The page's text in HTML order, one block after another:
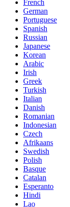
French
German
Portuguese
Spanish
Russian
Japanese
Korean
Arabic
Irish
Greek
Turkish
Italian
Danish
Romanian
Indonesian
Czech
Afrikaans
Swedish
Polish
Basque
Catalan
Esperanto
Hindi
Lao